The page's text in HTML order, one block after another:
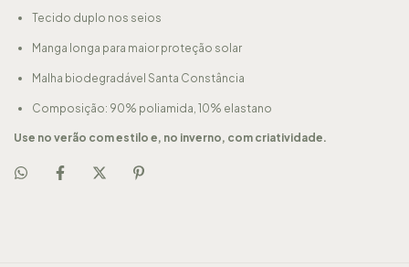
Tecido duplo nos seios
Manga longa para maior proteção solar
Malha biodegradável Santa Constância
Composição: 90% poliamida, 10% elastano
Use no verão com estilo e, no inverno, com criatividade.